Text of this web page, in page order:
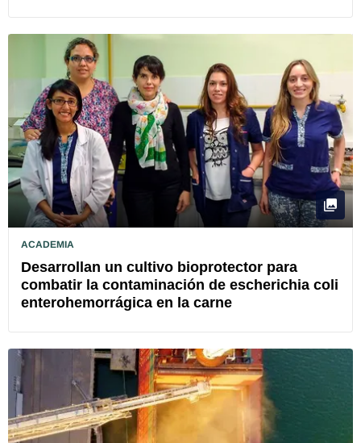
ACADEMIA
Desarrollan un cultivo bioprotector para
combatir la contaminación de escherichia coli
enterohemorrágica en la carne